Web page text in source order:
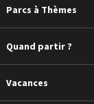
Parcs à Thèmes
Quand partir ?
Vacances